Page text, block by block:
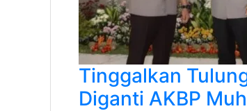
Tinggalkan
Diganti AKBP